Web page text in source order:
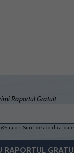
Raportul Gratuit
Sunt de acord ca